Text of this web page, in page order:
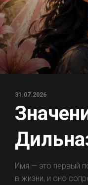
31.07.2026
Имя — это первый
в жизни, и оно